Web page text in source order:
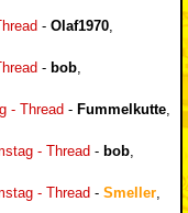
- Olaf1970
- bob
- Thread - Fummelkutte
- Thread - bob
- Thread - Smeller